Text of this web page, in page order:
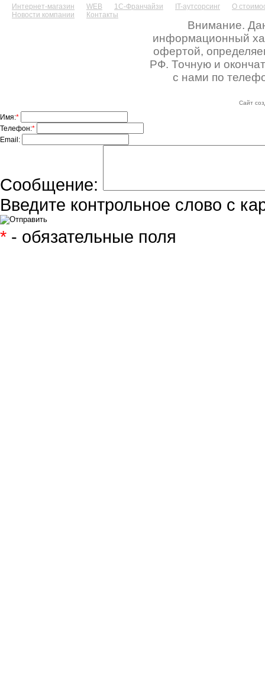
Интернет-магазин WEB 1С-Франчайзи IT-аутсорсинг
О
Новости компании
Контакты
Внимание.
информационный
офертой,
РФ. Точную и
с нами по
Сайт
Имя:*
Телефон:*
Email:
Сообщение:
Введите контрольное слово с
* - обязательные поля